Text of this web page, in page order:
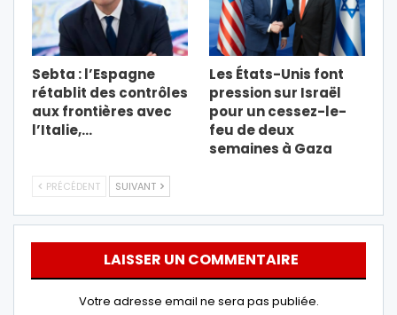
Sebta : l’Espagne
rétablit des contrôles
aux frontières avec
l’Italie,…
Les États-Unis font
pression sur Israël
pour un cessez-le-
feu de deux
semaines à Gaza
PRÉCÉDENT SUIVANT
LAISSER UN COMMENTAIRE
Votre adresse email ne sera pas publiée.